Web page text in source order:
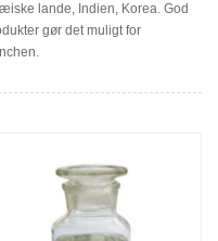
lande, Indien, Korea. God
gør det muligt for